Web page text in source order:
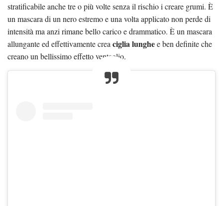
stratificabile anche tre o più volte senza il rischio i creare grumi. È
un mascara di un nero estremo e una volta applicato non perde di
intensità ma anzi rimane bello carico e drammatico. È un mascara
allungante ed effettivamente crea ciglia lunghee ben definite che
creano un bellissimo effetto ventaglio.